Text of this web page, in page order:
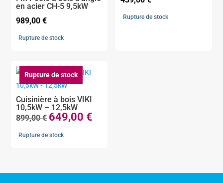
en acier CH-5 9,5kW
989,00€
Rupture de stock
Rupture de stock
Rupture de stock
Cuisinière à bois VIKI
10,5kW – 12,5kW
899,00€ Le
prix
649,00 €
Rupture de stock